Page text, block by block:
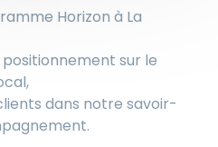
Horizon à La
sur le
dans notre savoir-